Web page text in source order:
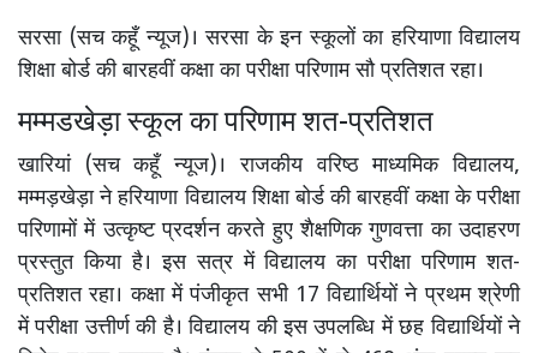
सरसा (सच कहूँ न्यूज)। सरसा के इन स्कूलों का हरियाणा विद्यालय
शिक्षा बोर्ड की बारहवीं कक्षा का परीक्षा परिणाम सौ प्रतिशत रहा।
मम्मडखेड़ा स्कूल का परिणाम शत-प्रतिशत
खारियां (सच कहूँ न्यूज)। राजकीय वरिष्ठ माध्यमिक विद्यालय,
मम्मड़खेड़ा ने हरियाणा विद्यालय शिक्षा बोर्ड की बारहवीं कक्षा के परीक्षा
परिणामों में उत्कृष्ट प्रदर्शन करते हुए शैक्षणिक गुणवत्ता का उदाहरण
प्रस्तुत किया है। इस सत्र में विद्यालय का परीक्षा परिणाम शत-
प्रतिशत रहा। कक्षा में पंजीकृत सभी 17 विद्यार्थियों ने प्रथम श्रेणी
में परीक्षा उत्तीर्ण की है। विद्यालय की इस उपलब्धि में छह विद्यार्थियों ने